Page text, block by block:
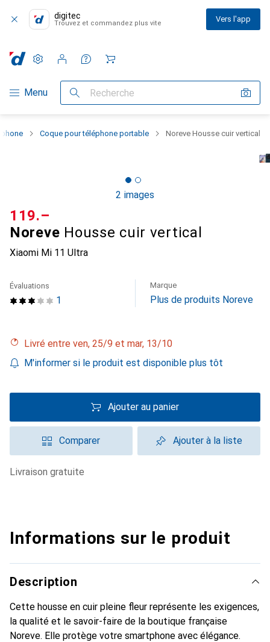
digitec
Trouvez et commandez plus vite Vers l'app
Navigation par catégorie
Menu Recherche
Paramètres
Compte client
Listes de comparaison
Listes d'envies
Panier
Coque pour téléphone portable Noreve Housse cuir vertical
2 images
Noreve Housse cuir vertical
Xiaomi Mi 11 Ultra
CHF
119.–
1
Évaluations Marque
Plus de produits Noreve
Livré entre ven, 25/9 et mar, 13/10
M'informer si le produit est disponible plus tôt
Ajouter au panier
Comparer Ajouter à la liste
livraison gratuite
Informations sur le produit
Description
Cette housse en cuir pleine fleur représente les exigences,
la qualité et le savoir-faire de la boutique française
Noreve. Elle protège votre smartphone avec élégance.